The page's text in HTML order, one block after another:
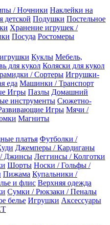
/ Ночники Наклейки на
детской Подушки Постельное
Хранение игрушек /
Посуда Ростомеры
Куклы Мебель,
для кукол Коляски для кукол
/ Сортеры Игрушки-
еда Машинки / Транспорт
Игры Пазлы Домашний
инструменты Сюжетно-
Игры Мячи /
Магниты
платья Футболки /
Джемперы / Кардиганы
Джинсы Леггинсы / Колготки
Шорты Носки / Гольфы /
Пижама Купальники /
и флис Верхняя одежда
Сумки / Рюкзаки / Пеналы
белье Игрушки Аксессуары